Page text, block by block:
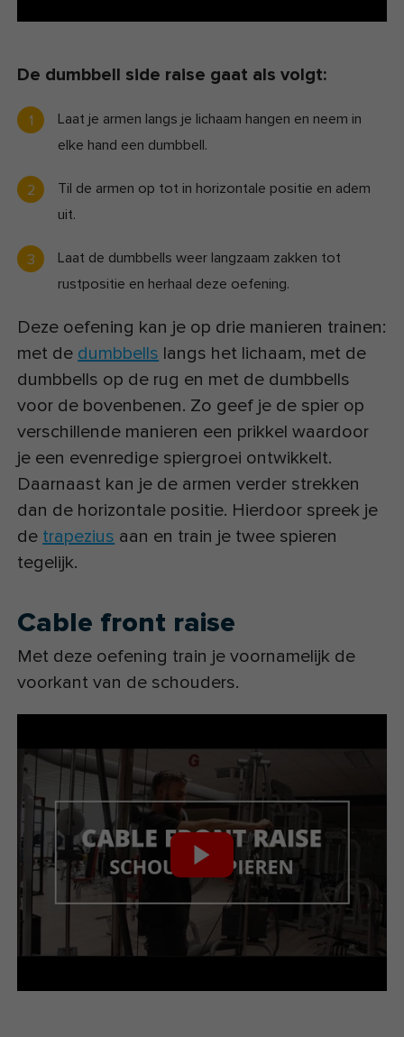
De dumbbell side raise gaat als volgt:
Laat je armen langs je lichaam hangen en neem in
elke hand een dumbbell.
Til de armen op tot in horizontale positie en adem
uit.
Laat de dumbbells weer langzaam zakken tot
rustpositie en herhaal deze oefening.
Deze oefening kan je op drie manieren trainen:
met de dumbbells langs het lichaam, met de
dumbbells op de rug en met de dumbbells
voor de bovenbenen. Zo geef je de spier op
verschillende manieren een prikkel waardoor
je een evenredige spiergroei ontwikkelt.
Daarnaast kan je de armen verder strekken
dan de horizontale positie. Hierdoor spreek je
de trapezius aan en train je twee spieren
tegelijk.
Cable front raise
Met deze oefening train je voornamelijk de
voorkant van de schouders.